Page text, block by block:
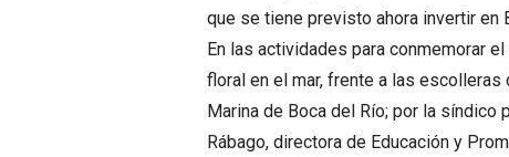
que se tiene previsto ahora invertir en
En las actividades para conmemorar
floral en el mar, frente a las escolleras
Marina de Boca del Río; por la síndico
Rábago, directora de Educación y